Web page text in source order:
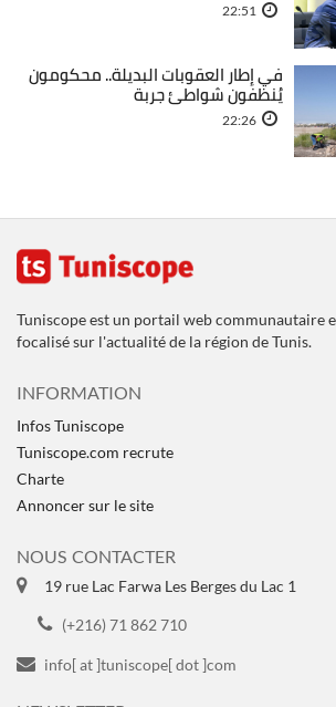
22:51
في إطار العقوبات البديلة.. محكومون
يُنظفون شواطئ جربة
22:26
Tuniscope est un portail web communautaire
focalisé sur l'actualité de la région de Tunis.
INFORMATION
Infos Tuniscope
Tuniscope.com recrute
Charte
Annoncer sur le site
NOUS CONTACTER
19 rue Lac Farwa Les Berges du Lac 1
(+216) 71 862 710
info[ at ]tuniscope[ dot ]com